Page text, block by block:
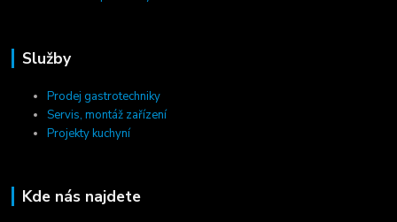
Služby
Prodej gastrotechniky
Servis, montáž zařízení
Projekty kuchyní
Kde nás najdete